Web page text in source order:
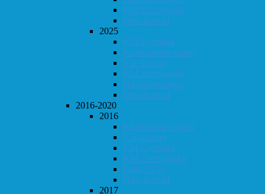
KM Hurtigsjakk
Høst-konrad
2025
KM Lynsjakk
Klubbmesterskapet
Vår-konrad
KM Hurtigsjakk
Høstturneringen
Høst-konrad
2016-2020
2016
Klubbmesterskapet
Vår-konrad
KM i lynsjakk
KM i hurtigsjakk
Follo 20 år
Høst-konrad
2017